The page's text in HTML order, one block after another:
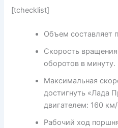
[tchecklist]
Объем составляет
Скорость
оборотов в минуту.
Максимальная
достигнуть «Лада
двигателем: 160
Рабочий ход